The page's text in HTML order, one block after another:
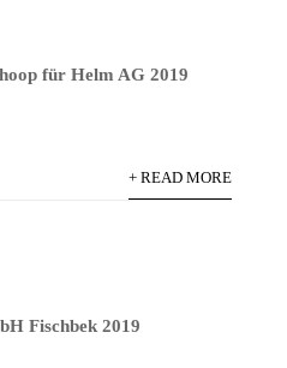
für Helm AG 2019
+ READ MORE
Fischbek 2019